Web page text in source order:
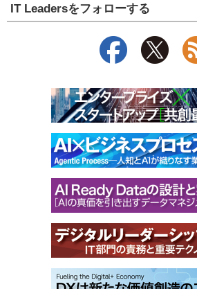
IT Leadersをフォローする